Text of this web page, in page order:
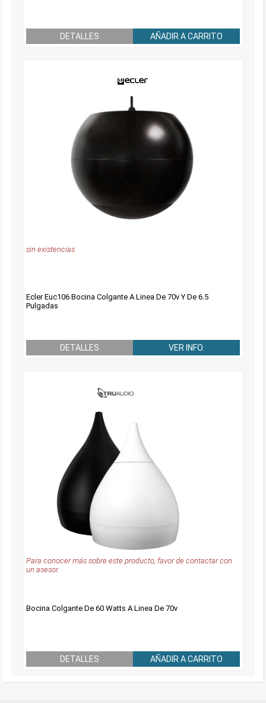
DETALLES AÑADIR A CARRITO
sin existencias
Ecler Euc106 Bocina Colgante A Linea De 70v Y De 6.5
Pulgadas
DETALLES VER INFO.
Para conocer más sobre este producto, favor de contactar con
un asesor.
Bocina Colgante De 60 Watts A Linea De 70v
DETALLES AÑADIR A CARRITO